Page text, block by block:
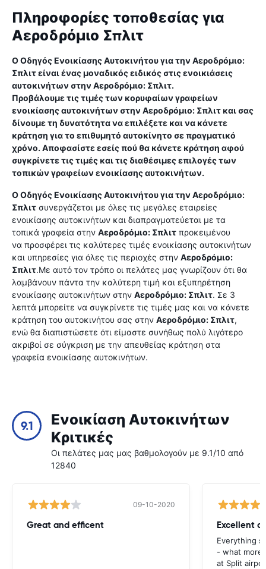
Πληροφορίες τοποθεσίας για
Αεροδρόμιο Σπλιτ
Ο Οδηγός Ενοικίασης Αυτοκινήτου για την Αεροδρόμιο:
Σπλιτείναι ένας μοναδικός ειδικός στις ενοικιάσεις
αυτοκινήτων στην Αεροδρόμιο: Σπλιτ.
Προβάλουμε τις τιμές των κορυφαίων γραφείων
ενοικίασης αυτοκινήτων στην Αεροδρόμιο: Σπλιτ και σας
δίνουμε τη δυνατότητα να επιλέξετε και να κάνετε
κράτηση για το επιθυμητό αυτοκίνητο σε πραγματικό
χρόνο. Αποφασίστε εσείς πού θα κάνετε κράτηση αφού
συγκρίνετε τις τιμές και τις διαθέσιμες επιλογές των
τοπικών γραφείων ενοικίασης αυτοκινήτων.
Ο Οδηγός Ενοικίασης Αυτοκινήτου για την Αεροδρόμιο:
Σπλιτ συνεργάζεται με όλες τις μεγάλες εταιρείες
ενοικίασης αυτοκινήτων και διαπραγματεύεται με τα
τοπικά γραφεία στην Αεροδρόμιο: Σπλιτ προκειμένου
να προσφέρει τις καλύτερες τιμές ενοικίασης αυτοκινήτων
και υπηρεσίες για όλες τις περιοχές στην Αεροδρόμιο:
Σπλιτ.Με αυτό τον τρόπο οι πελάτες μας γνωρίζουν ότι θα
λαμβάνουν πάντα την καλύτερη τιμή και εξυπηρέτηση
ενοικίασης αυτοκινήτων στην Αεροδρόμιο: Σπλιτ. Σε 3
λεπτά μπορείτε να συγκρίνετε τις τιμές μας και να κάνετε
κράτηση του αυτοκινήτου σας στην Αεροδρόμιο: Σπλιτ,
ενώ θα διαπιστώσετε ότι είμαστε συνήθως πολύ λιγότερο
ακριβοί σε σύγκριση με την απευθείας κράτηση στα
γραφεία ενοικίασης αυτοκινήτων.
9.1
Ενοικίαση Αυτοκινήτων
Κριτικές
Οι πελάτες μας μας βαθμολογούν με 9.1/10 από
12840
09-10-2020
Great and efficent Excellent
Everything
- what more
at Split